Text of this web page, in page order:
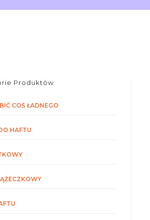
Produktów
COŚ ŁADNEGO
HAFTU